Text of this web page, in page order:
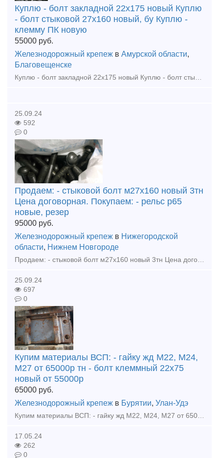
Куплю - болт закладной 22х175 новый Куплю
- болт стыковой 27х160 новый, бу Куплю -
клемму ПК новую
55000 руб.
Железнодорожный крепеж в Амурской области,
Благовещенске
Куплю - болт закладной 22х175 новый Куплю - болт стыковой 27х160 новый, бу Куплю - клемму ПК новую Куплю - гайка путевая М22, ,М24, М27 новые Куплю - шайба путевая М25, М24, М27 новые К
25.09.24
592
0
Продаем: - стыковой болт м27х160 новый 3тн
Цена договорная. Покупаем: - рельс р65
новые, резер
95000 руб.
Железнодорожный крепеж в Нижегородской
области, Нижнем Новгороде
Продаем: - стыковой болт м27х160 новый 3тн Цена договорная. Покупаем: - рельс р65 новые, резерв, бу - накладка 1р65, 2р65, 1р50 новая, резерв, бу - подкладка кб65, кд65, д65, дн6-65,
25.09.24
697
0
Купим материалы ВСП: - гайку жд М22, М24,
М27 от 65000р тн - болт клеммный 22х75
новый от 55000р
65000 руб.
Железнодорожный крепеж в Бурятии, Улан-Удэ
Купим материалы ВСП: - гайку жд М22, М24, М27 от 65000р тн - болт клеммный 22х75 новый от 55000р тн - болт закладной 22х175 новый от 55000р тн - болт стыковой 27х160 новый от 60000р тн - болт с
17.05.24
262
0